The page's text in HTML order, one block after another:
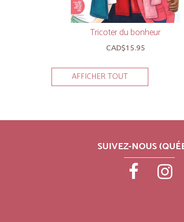
Tricoter du bonheur
CAD$15.95
AFFICHER TOUT
SUIVEZ-NOUS